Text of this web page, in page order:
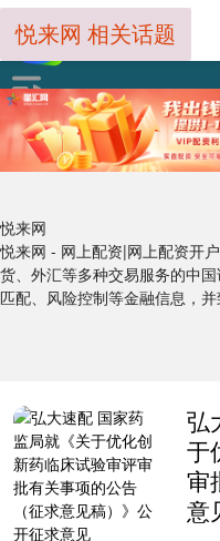
悦来网
悦来网 - 网上配资|网上配资开
货、外汇等多种交易服务的中
匹配、风险控制等金融信息，
悦来网 相关话题
弘
于
审
意